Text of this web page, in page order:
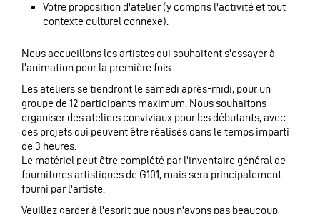
Votre proposition d'atelier (y compris l'activité et tout
contexte culturel connexe).
Nous accueillons les artistes qui souhaitent s'essayer à
l'animation pour la première fois.
Les ateliers se tiendront le samedi après-midi, pour un
groupe de 12 participants maximum. Nous souhaitons
organiser des ateliers conviviaux pour les débutants, avec
des projets qui peuvent être réalisés dans le temps imparti
de 3 heures.
Le matériel peut être complété par l'inventaire général de
fournitures artistiques de G101, mais sera principalement
fourni par l'artiste.
Veuillez garder à l'esprit que nous n'avons pas beaucoup